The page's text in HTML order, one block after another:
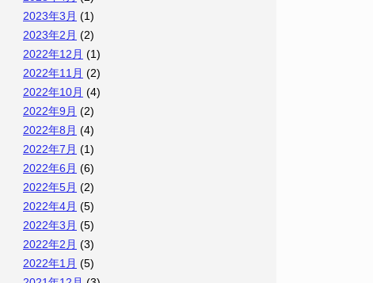
2023年3月 (1)
2023年2月 (2)
2022年12月 (1)
2022年11月 (2)
2022年10月 (4)
2022年9月 (2)
2022年8月 (4)
2022年7月 (1)
2022年6月 (6)
2022年5月 (2)
2022年4月 (5)
2022年3月 (5)
2022年2月 (3)
2022年1月 (5)